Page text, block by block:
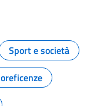
Sport e società